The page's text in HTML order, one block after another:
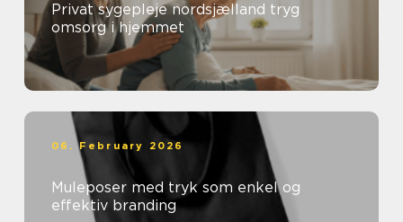
Privat sygepleje nordsjælland tryg
omsorg i hjemmet
06. February 2026
Muleposer med tryk som enkel og
effektiv branding